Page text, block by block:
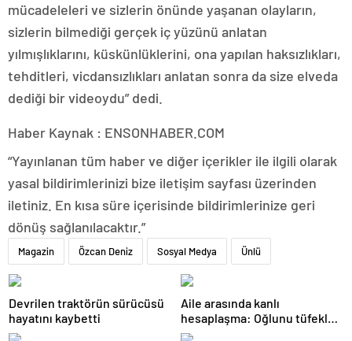
mücadeleleri ve sizlerin önünde yaşanan olayların,
sizlerin bilmediği gerçek iç yüzünü anlatan
yılmışlıklarını, küskünlüklerini, ona yapılan haksızlıkları,
tehditleri, vicdansızlıkları anlatan sonra da size elveda
dediği bir videoydu” dedi.
Haber Kaynak : ENSONHABER.COM
“Yayınlanan tüm haber ve diğer içerikler ile ilgili olarak
yasal bildirimlerinizi bize iletişim sayfası üzerinden
iletiniz. En kısa süre içerisinde bildirimlerinize geri
dönüş sağlanılacaktır.”
Magazin Özcan Deniz Sosyal Medya Ünlü
Devrilen traktörün sürücüsü
hayatını kaybetti
Aile arasında kanlı
hesaplaşma: Oğlunu tüfekle
öldürdü!